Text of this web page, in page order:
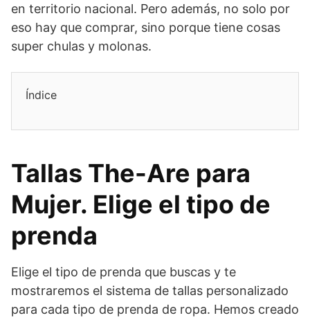
en territorio nacional. Pero además, no solo por
eso hay que comprar, sino porque tiene cosas
super chulas y molonas.
Índice
Tallas The-Are para
Mujer. Elige el tipo de
prenda
Elige el tipo de prenda que buscas y te
mostraremos el sistema de tallas personalizado
para cada tipo de prenda de ropa. Hemos creado